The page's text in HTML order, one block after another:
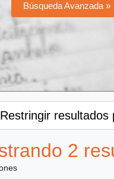
Búsqueda Avanzada »
Restringir resultados
2